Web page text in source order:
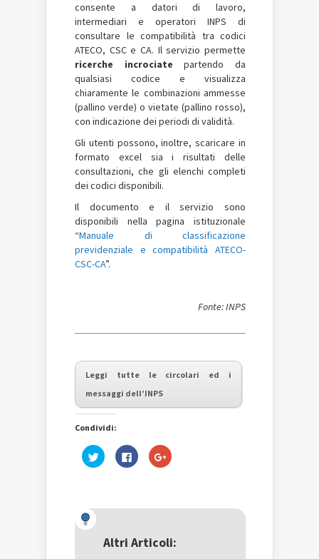
consente a datori di lavoro,
intermediari e operatori INPS di
consultare le compatibilità tra codici
ATECO, CSC e CA. Il servizio permette
ricerche incrociate partendo da
qualsiasi codice e visualizza
chiaramente le combinazioni ammesse
(pallino verde) o vietate (pallino rosso),
con indicazione dei periodi di validità.
Gli utenti possono, inoltre, scaricare in
formato excel sia i risultati delle
consultazioni, che gli elenchi completi
dei codici disponibili.
Il documento e il servizio sono
disponibili nella pagina istituzionale
“Manuale di classificazione
previdenziale e compatibilità ATECO-
CSC-CA”.
Fonte: INPS
Leggi tutte le circolari ed i
messaggi dell’INPS
Condividi:
Fai
clic
una
nuova
Fai
clic
nuova
finestra)
Fai
clic
una
nuova
Altri Articoli: